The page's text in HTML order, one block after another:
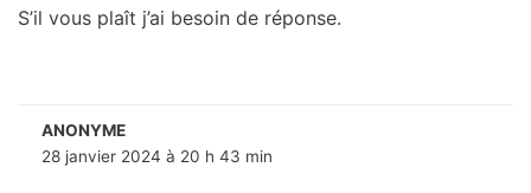
S’il vous plaît j’ai besoin de réponse.
ANONYME
28 janvier 2024 à 20 h 43 min